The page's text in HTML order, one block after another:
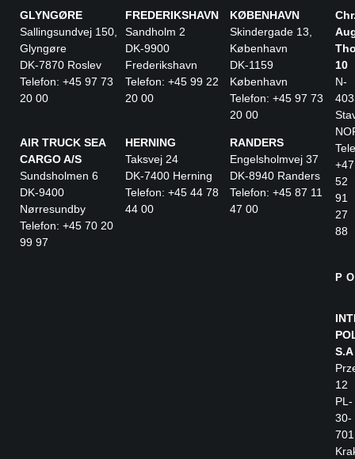
GLYNGØRE
Sallingsundvej 150,
Glyngøre
DK-7870 Roslev
Telefon: +45 97 73
20 00
FREDERIKSHAVN
Sandholm 2
DK-9900
Frederikshavn
Telefon: +45 99 22
20 00
KØBENHAVN
Skindergade 13,
København
DK-1159
København
Telefon: +45 97 73
20 00
AIR TRUCK SEA
CARGO A/S
Sundsholmen 6
DK-9400
Nørresundby
Telefon: +45 70 20
99 97
HERNING
Taksvej 24
DK-7400 Herning
Telefon: +45 44 78
44 00
RANDERS
Engelsholmvej 37
DK-8940 Randers
Telefon: +45 87 11
47 00
10
N-
+47
52
91
27
88
S.A
12
PL-
30-
701